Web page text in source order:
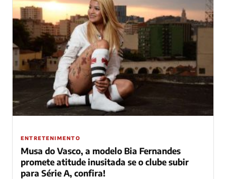
ENTRETENIMENTO
Musa do Vasco, a modelo Bia Fernandes
promete atitude inusitada se o clube subir
para Série A, confira!